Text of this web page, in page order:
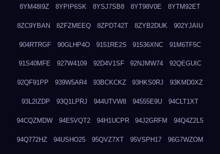
8YM48I9Z 8YPIP6SK 8YSJ7SB8 8YT98V0E 8YTM92ET
8ZC9YBAN 8ZFZMEEQ 8ZPDT42T 8ZYB2DUK 902YJAIU
904RTRGF 90GLHP4O 9151RE2S 91536XNC 91M6TF5C
91S40MFE 927W4109 92D4V1SF 92NJMW74 92QEGUIC
92QF91PP 939W5AR4 93BCKCKZ 93HKS0RJ 93KMD0XZ
93L2IZDP 93Q1LPRJ 944UTVW8 94555E9U 94CLT1XT
94CQZMDW 94E5VQT2 94H1UCPR 94J2GRFM 94Q4Z2L5
94Q772HZ 94USHO25 95QVZ7XT 95VSPH17 96G7WZOM